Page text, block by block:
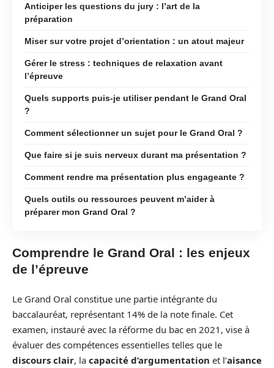
Anticiper les questions du jury : l’art de la
préparation
Miser sur votre projet d’orientation : un atout majeur
Gérer le stress : techniques de relaxation avant
l’épreuve
Quels supports puis-je utiliser pendant le Grand Oral
?
Comment sélectionner un sujet pour le Grand Oral ?
Que faire si je suis nerveux durant ma présentation ?
Comment rendre ma présentation plus engageante ?
Quels outils ou ressources peuvent m’aider à
préparer mon Grand Oral ?
Comprendre le Grand Oral : les enjeux
de l’épreuve
Le Grand Oral constitue une partie intégrante du
baccalauréat, représentant 14% de la note finale. Cet
examen, instauré avec la réforme du bac en 2021, vise à
évaluer des compétences essentielles telles que le
discours clair, la capacité d’argumentation et l’aisance